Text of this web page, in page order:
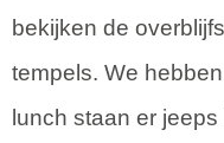
bekijken de
tempels. We
lunch staan er